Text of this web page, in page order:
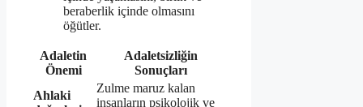
beraberlik içinde olmasını
öğütler.
Adaletin
Önemi
Adaletsizliğin
Sonuçları
Ahlaki
Zulme maruz kalan
insanların psikolojik ve